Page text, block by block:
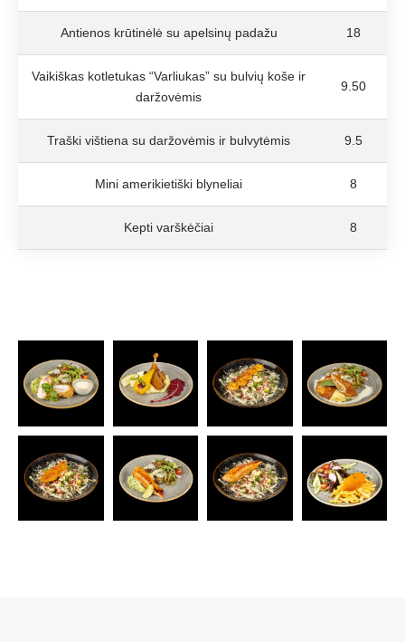
Antienos krūtinėlė su apelsinų padažu 18
Vaikiškas kotletukas “Varliukas” su bulvių koše ir
daržovėmis
9.50
Traški vištiena su daržovėmis ir bulvytėmis 9.5
Mini amerikietiški blyneliai 8
Kepti varškėčiai 8